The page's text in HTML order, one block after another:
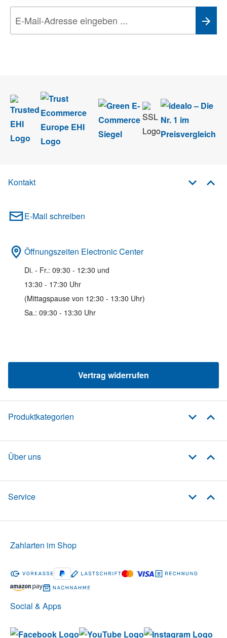
Kontakt
E-Mail schreiben
Öffnungszeiten Electronic Center
Di. - Fr.: 09:30 - 12:30 und
13:30 - 17:30 Uhr
(Mittagspause von 12:30 - 13:30 Uhr)
Sa.: 09:30 - 13:30 Uhr
Vertrag widerrufen
Produktkategorien
Über uns
Service
Social & Apps
Zahlarten im Shop